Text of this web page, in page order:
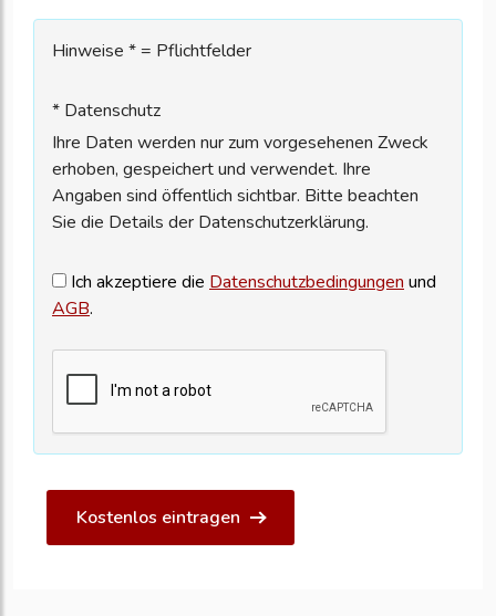
Hinweise * = Pflichtfelder
* Datenschutz
Ihre Daten werden nur zum vorgesehenen Zweck
erhoben, gespeichert und verwendet. Ihre
Angaben sind öffentlich sichtbar. Bitte beachten
Sie die Details der Datenschutzerklärung.
Ich akzeptiere die Datenschutzbedingungen und
AGB.
Kostenlos eintragen